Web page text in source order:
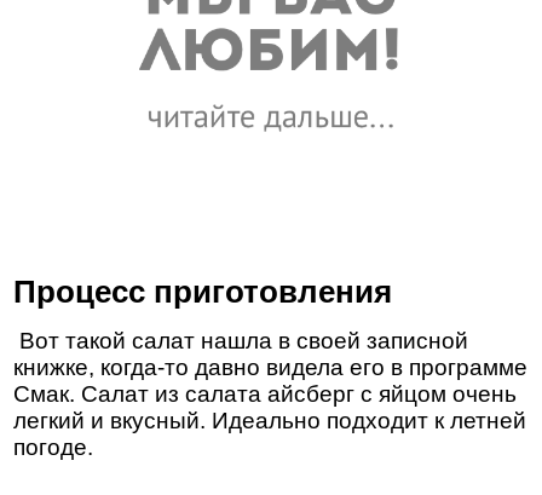
Процесс приготовления
Вот такой салат нашла в своей записной
книжке, когда-то давно видела его в программе
Смак. Салат из салата айсберг с яйцом очень
легкий и вкусный. Идеально подходит к летней
погоде.